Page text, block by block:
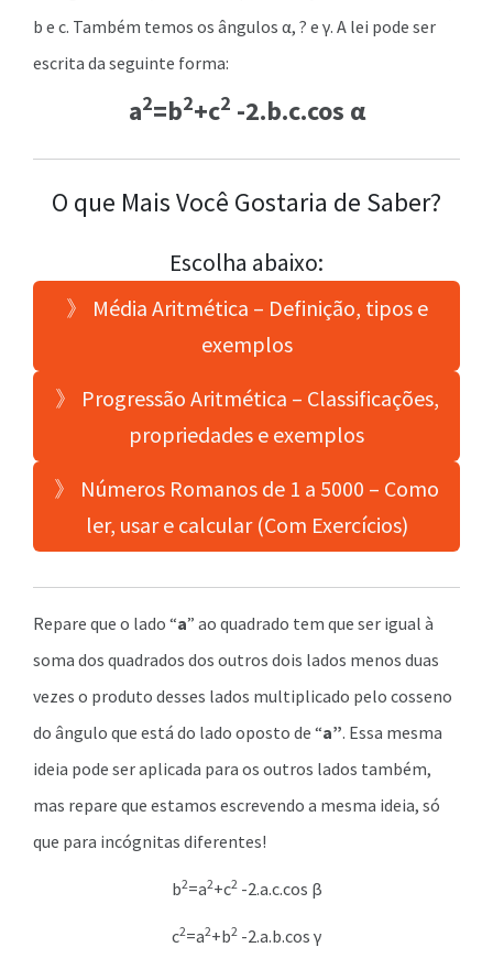
b e c. Também temos os ângulos α, ? e γ. A lei pode ser
escrita da seguinte forma:
a2=b2+c2 -2.b.c.cos α
O que Mais Você Gostaria de Saber?
Escolha abaixo:
》 Média Aritmética – Definição, tipos e
exemplos
》 Progressão Aritmética – Classificações,
propriedades e exemplos
》 Números Romanos de 1 a 5000 – Como
ler, usar e calcular (Com Exercícios)
Repare que o lado “a” ao quadrado tem que ser igual à
soma dos quadrados dos outros dois lados menos duas
vezes o produto desses lados multiplicado pelo cosseno
do ângulo que está do lado oposto de “a”. Essa mesma
ideia pode ser aplicada para os outros lados também,
mas repare que estamos escrevendo a mesma ideia, só
que para incógnitas diferentes!
b2=a2+c2-2.a.c.cos β
c2=a2+b2 -2.a.b.cos γ